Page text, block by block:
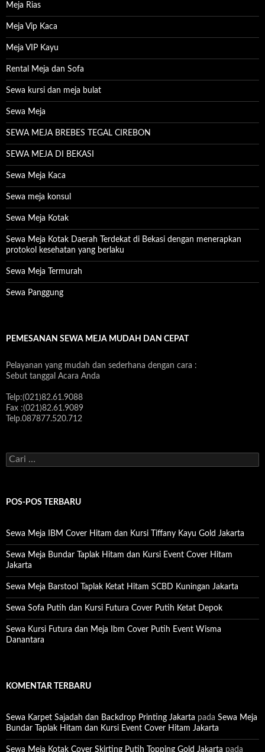
Meja Rias
Meja Vip Kaca
Meja VIP Kayu
Rental Meja dan Sofa
Sewa kursi dan meja bulat
Sewa Meja
SEWA MEJA BREBES TEGAL CIREBON
SEWA MEJA DI BEKASI
Sewa Meja Kaca
Sewa meja konsul
Sewa Meja Kotak
Sewa Meja Kotak Daerah Terdekat di Bekasi dengan menerapkan
protokol kesehatan yang berlaku
Sewa Meja Termurah
Sewa Panggung
PEMESANAN SEWA MEJA MUDAH DAN CEPAT
Pelayanan yang mudah dan sederhana dengan cara :
Sebut tanggal Acara Anda
Telp:(021)82.61.9088
Fax :(021)82.61.9089
Telp.087877.520.712
C
a
u
u
k
:
POS-POS TERBARU
Sewa Meja IBM Cover Hitam dan Kursi Tiffany Kayu Gold Jakarta
Sewa Meja Bundar Taplak Hitam dan Kursi Event Cover Hitam
Jakarta
Sewa Meja Barstool Taplak Ketat Hitam SCBD Kuningan Jakarta
Sewa Sofa Putih dan Kursi Futura Cover Putih Ketat Depok
Sewa Kursi Futura dan Meja Ibm Cover Putih Event Wisma
Danantara
KOMENTAR TERBARU
Sewa Karpet Sajadah dan Backdrop Printing Jakarta pada Sewa Meja
Bundar Taplak Hitam dan Kursi Event Cover Hitam Jakarta
Sewa Meja Kotak Cover Skirting Putih Topping Gold Jakarta pada